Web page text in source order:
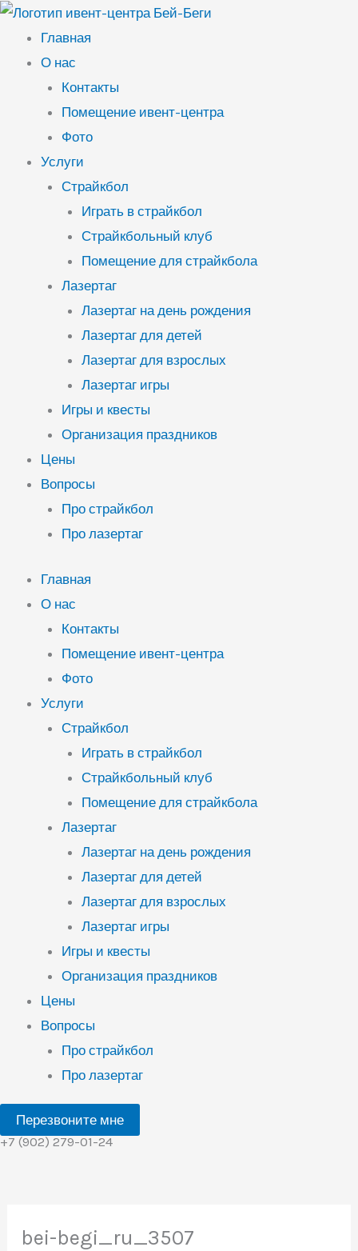
Перейти
содержимому
Главная
О нас
Контакты
Помещение ивент-центра
Фото
Услуги
Страйкбол
Играть в страйкбол
Страйкбольный клуб
Помещение для страйкбола
Лазертаг
Лазертаг на день рождения
Лазертаг для детей
Лазертаг для взрослых
Лазертаг игры
Игры и квесты
Организация праздников
Цены
Вопросы
Про страйкбол
Про лазертаг
Главная
О нас
Контакты
Помещение ивент-центра
Фото
Услуги
Страйкбол
Играть в страйкбол
Страйкбольный клуб
Помещение для страйкбола
Лазертаг
Лазертаг на день рождения
Лазертаг для детей
Лазертаг для взрослых
Лазертаг игры
Игры и квесты
Организация праздников
Цены
Вопросы
Про страйкбол
Про лазертаг
Перезвоните мне
+7 (902) 279-01-24
bei-begi_ru_3507